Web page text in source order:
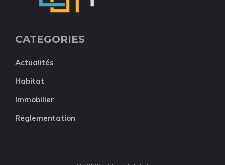
CATEGORIES
Actualités
Habitat
Immobilier
Réglementation